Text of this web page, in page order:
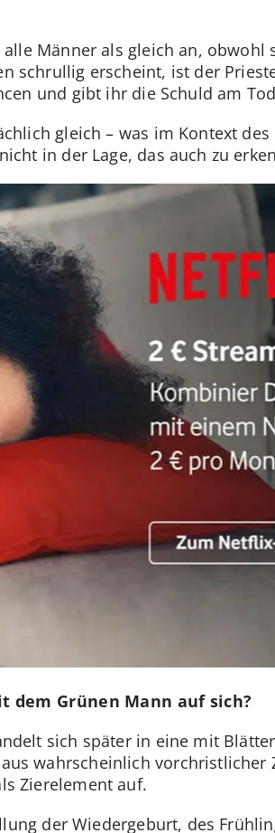
Männer als gleich an, obwohl
schrullig erscheint, ist der
und gibt ihr die Schuld am
gleich – was im Kontext
in der Lage, das auch zu
dem Grünen Mann auf sich?
sich später in eine mit
wahrscheinlich vorchristlicher
Zierelement auf.
der Wiedergeburt, des